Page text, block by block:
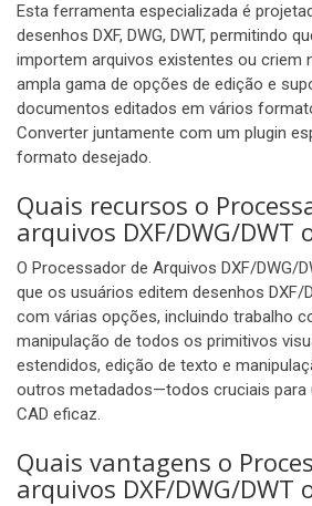
Esta ferramenta especializada é
desenhos DXF, DWG, DWT, permitindo
importem arquivos existentes ou criem
ampla gama de opções de edição e
documentos editados em vários
Converter juntamente com um plugin
formato desejado.
Quais recursos o
arquivos DXF/DWG/DWT
O Processador de Arquivos DXF/DWG/
que os usuários editem desenhos DXF/
com várias opções, incluindo trabalho
manipulação de todos os primitivos
estendidos, edição de texto e
outros metadados—todos cruciais para
CAD eficaz.
Quais vantagens o
arquivos DXF/DWG/DWT